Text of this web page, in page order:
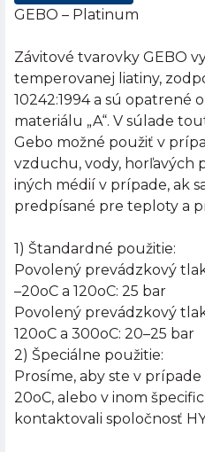
GEBO – Platinum
Závitové tvarovky GEBO
temperovanej liatiny,
10242:1994 a sú opatrené
materiálu „A“. V súlade
Gebo možné použiť v
vzduchu, vody, horľavých
iných médií v prípade, ak
predpísané pre teploty a
1) Štandardné použitie:
Povolený prevádzkový
–20oC a 120oC: 25 bar
Povolený prevádzkový
120oC a 300oC: 20–25 bar
2) Špeciálne použitie:
Prosíme, aby ste v
20oC, alebo v inom
kontaktovali spoločnosť